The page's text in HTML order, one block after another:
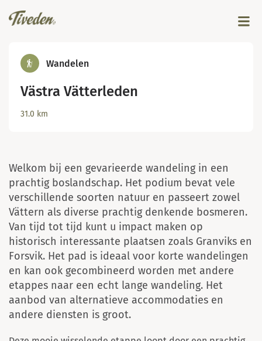
Wandelen
Västra Vätterleden
31.0 km
Welkom bij een gevarieerde wandeling in een
prachtig boslandschap. Het podium bevat vele
verschillende soorten natuur en passeert zowel
Vättern als diverse prachtig denkende bosmeren.
Van tijd tot tijd kunt u impact maken op
historisch interessante plaatsen zoals Granviks en
Forsvik. Het pad is ideaal voor korte wandelingen
en kan ook gecombineerd worden met andere
etappes naar een echt lange wandeling. Het
aanbod van alternatieve accommodaties en
andere diensten is groot.